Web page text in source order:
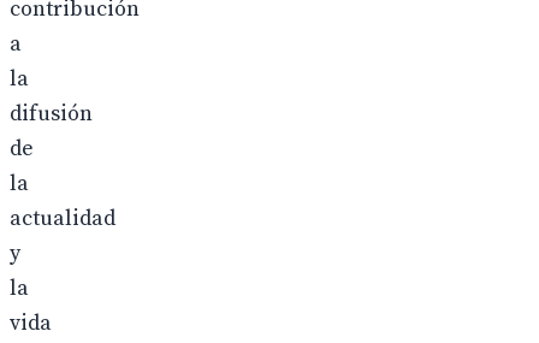
contribución
a
la
difusión
de
la
actualidad
y
la
vida